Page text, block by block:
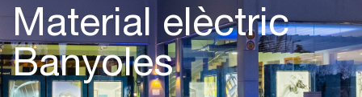
Material elèctric
Banyoles